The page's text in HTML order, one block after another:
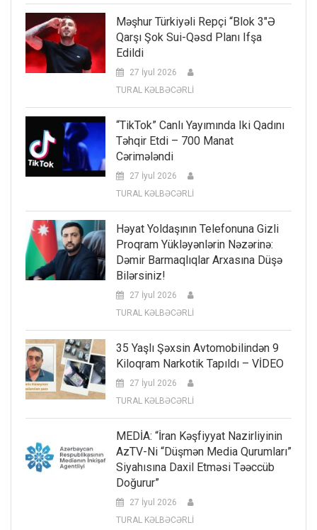
Məşhur Türkiyəli Repçi “Blok 3″ə
Qarşı Şok Sui-Qəsd Planı Ifşa
Edildi
27 İyul 2026
TURAL KƏLBƏCƏRLİ
“TikTok” Canlı Yayımında Iki Qadını
Təhqir Etdi – 700 Manat
Cərimələndi
27 İyul 2026
TURAL KƏLBƏCƏRLİ
Həyat Yoldaşının Telefonuna Gizli
Proqram Yükləyənlərin Nəzərinə:
Dəmir Barmaqlıqlar Arxasına Düşə
Bilərsiniz!
27 İyul 2026
TURAL KƏLBƏCƏRLİ
35 Yaşlı Şəxsin Avtomobilindən 9
Kiloqram Narkotik Tapıldı – VİDEO
27 İyul 2026
TURAL KƏLBƏCƏRLİ
MEDİA: “İran Kəşfiyyat Nazirliyinin
AzTV-Ni “düşmən Media Qurumları”
Siyahısına Daxil Etməsi Təəccüb
Doğurur”
27 İyul 2026
TURAL KƏLBƏCƏRLİ